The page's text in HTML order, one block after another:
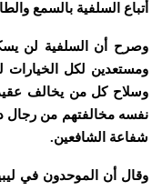
أتباع السلفية بالسمع
وصرح أن السلفية لن
ومستعدين لكل الخيارات
وسلاح كل من يخالف
نفسه مخالفتهم من رجال
شفاعة الشافعين.
وقال أن الموحدون في